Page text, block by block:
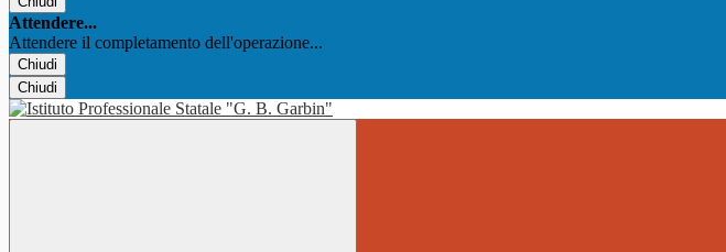
Attendere...
Attendere il completamento dell'operazione...
Chiudi
Chiudi